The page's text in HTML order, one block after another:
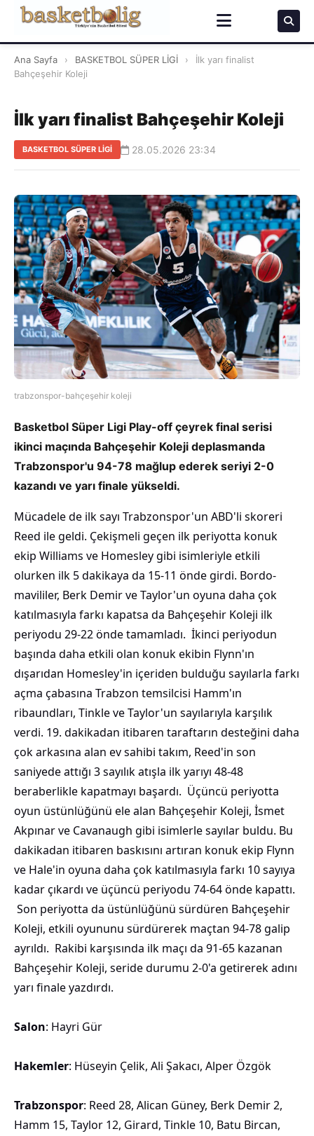
Ana Sayfa › BASKETBOL SÜPER LİGİ ›
İlk yarı finalist
Bahçeşehir Koleji
İlk yarı finalist Bahçeşehir Koleji
BASKETBOL SÜPER LİGİ 28.05.2026 23:34
trabzonspor-bahçeşehir koleji
Basketbol Süper Ligi Play-off çeyrek final serisi
ikinci maçında Bahçeşehir Koleji deplasmanda
Trabzonspor'u 94-78 mağlup ederek seriyi 2-0
kazandı ve yarı finale yükseldi.
Mücadele de ilk sayı Trabzonspor'un ABD'li skoreri
Reed ile geldi. Çekişmeli geçen ilk periyotta konuk
ekip Williams ve Homesley gibi isimleriyle etkili
olurken ilk 5 dakikaya da 15-11 önde girdi. Bordo-
mavililer, Berk Demir ve Taylor'un oyuna daha çok
katılmasıyla farkı kapatsa da Bahçeşehir Koleji ilk
periyodu 29-22 önde tamamladı. İkinci periyodun
başında daha etkili olan konuk ekibin Flynn'ın
dışarıdan Homesley'in içeriden bulduğu sayılarla farkı
açma çabasına Trabzon temsilcisi Hamm'ın
ribaundları, Tinkle ve Taylor'un sayılarıyla karşılık
verdi. 19. dakikadan itibaren taraftarın desteğini daha
çok arkasına alan ev sahibi takım, Reed'in son
saniyede attığı 3 sayılık atışla ilk yarıyı 48-48
beraberlikle kapatmayı başardı. Üçüncü periyotta
oyun üstünlüğünü ele alan Bahçeşehir Koleji, İsmet
Akpınar ve Cavanaugh gibi isimlerle sayılar buldu. Bu
dakikadan itibaren baskısını artıran konuk ekip Flynn
ve Hale'in oyuna daha çok katılmasıyla farkı 10 sayıya
kadar çıkardı ve üçüncü periyodu 74-64 önde kapattı.
Son periyotta da üstünlüğünü sürdüren Bahçeşehir
Koleji, etkili oyununu sürdürerek maçtan 94-78 galip
ayrıldı. Rakibi karşısında ilk maçı da 91-65 kazanan
Bahçeşehir Koleji, seride durumu 2-0'a getirerek adını
yarı finale yazdırdı.
Salon: Hayri Gür
Hakemler: Hüseyin Çelik, Ali Şakacı, Alper Özgök
Trabzonspor: Reed 28, Alican Güney, Berk Demir 2,
Hamm 15, Taylor 12, Girard, Tinkle 10, Batu Bircan,